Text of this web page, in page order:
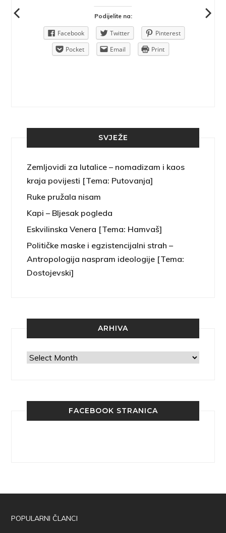
Podijelite na:
Facebook Twitter
Pinterest
Pocket
Email Print
SVJEŽE
Zemljovidi za lutalice – nomadizam i kaos
kraja povijesti [Tema: Putovanja]
Ruke pružala nisam
Kapi – Bljesak pogleda
Eskvilinska Venera [Tema: Hamvaš]
Političke maske i egzistencijalni strah –
Antropologija naspram ideologije [Tema:
Dostojevski]
ARHIVA
Arhiva
FACEBOOK STRANICA
POPULARNI ČLANCI